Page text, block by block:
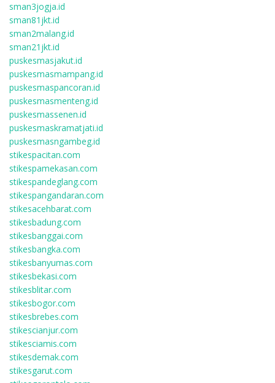
sman3jogja.id
sman81jkt.id
sman2malang.id
sman21jkt.id
puskesmasjakut.id
puskesmasmampang.id
puskesmaspancoran.id
puskesmasmenteng.id
puskesmassenen.id
puskesmaskramatjati.id
puskesmasngambeg.id
stikespacitan.com
stikespamekasan.com
stikespandeglang.com
stikespangandaran.com
stikesacehbarat.com
stikesbadung.com
stikesbanggai.com
stikesbangka.com
stikesbanyumas.com
stikesbekasi.com
stikesblitar.com
stikesbogor.com
stikesbrebes.com
stikescianjur.com
stikesciamis.com
stikesdemak.com
stikesgarut.com